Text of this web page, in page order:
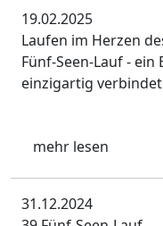
19.02.2025
Laufen im Herzen
Fünf-Seen-Lauf -
einzigartig
mehr lesen
31.12.2024